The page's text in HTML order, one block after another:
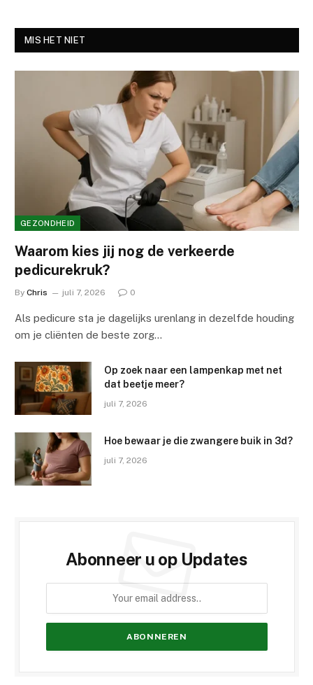
MIS HET NIET
GEZONDHEID
Waarom kies jij nog de verkeerde
pedicurekruk?
By Chris juli 7, 2026 0
Als pedicure sta je dagelijks urenlang in dezelfde houding
om je cliënten de beste zorg…
Op zoek naar een lampenkap met net
dat beetje meer?
juli 7, 2026
Hoe bewaar je die zwangere buik in 3d?
juli 7, 2026
Abonneer u op Updates